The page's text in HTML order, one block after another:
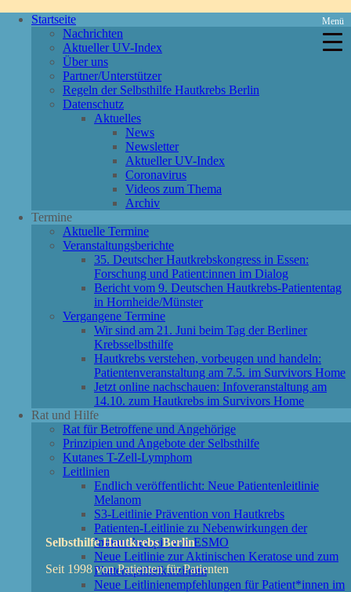
Startseite
Nachrichten
Aktueller UV-Index
Über uns
Partner/Unterstützer
Regeln der Selbsthilfe Hautkrebs Berlin
Datenschutz
Aktuelles
News
Newsletter
Aktueller UV-Index
Coronavirus
Videos zum Thema
Archiv
Termine
Aktuelle Termine
Veranstaltungsberichte
35. Deutscher Hautkrebskongress in Essen:
Forschung und Patient:innen im Dialog
Bericht vom 9. Deutschen Hautkrebs-Patiententag
in Hornheide/Münster
Vergangene Termine
Wir sind am 21. Juni beim Tag der Berliner
Krebsselbsthilfe
Hautkrebs verstehen, vorbeugen und handeln:
Patientenveranstaltung am 7.5. im Survivors Home
Jetzt online nachschauen: Infoveranstaltung am
14.10. zum Hautkrebs im Survivors Home
Rat und Hilfe
Rat für Betroffene und Angehörige
Prinzipien und Angebote der Selbsthilfe
Kutanes T-Zell-Lymphom
Leitlinien
Endlich veröffentlicht: Neue Patientenleitlinie
Melanom
S3-Leitlinie Prävention von Hautkrebs
Patienten-Leitlinie zu Nebenwirkungen der
Immuntherapie von ESMO
Neue Leitlinie zur Aktinischen Keratose und zum
Plattenepithelkarzinom
Neue Leitlinienempfehlungen für Patient*innen im
Selbsthilfe Hautkrebs Berlin
Seit 1998 von Patienten für Patienten
Menü